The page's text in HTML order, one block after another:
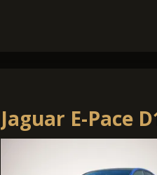
Jaguar E-Pace
R-Dynamic S